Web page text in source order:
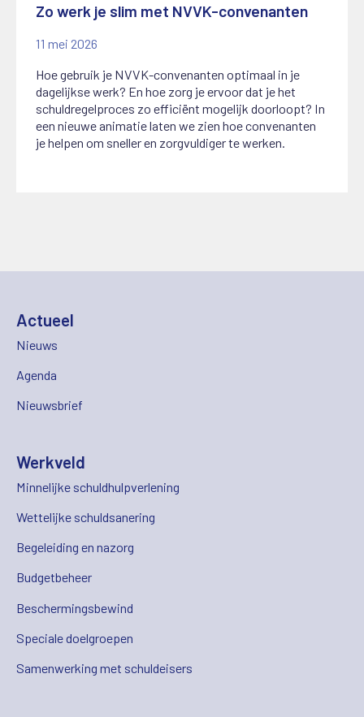
Zo werk je slim met NVVK-convenanten
11 mei 2026
Hoe gebruik je NVVK-convenanten optimaal in je
dagelijkse werk? En hoe zorg je ervoor dat je het
schuldregelproces zo efficiënt mogelijk doorloopt? In
een nieuwe animatie laten we zien hoe convenanten
je helpen om sneller en zorgvuldiger te werken.
Actueel
Nieuws
Agenda
Nieuwsbrief
Werkveld
Minnelijke schuldhulpverlening
Wettelijke schuldsanering
Begeleiding en nazorg
Budgetbeheer
Beschermingsbewind
Speciale doelgroepen
Samenwerking met schuldeisers